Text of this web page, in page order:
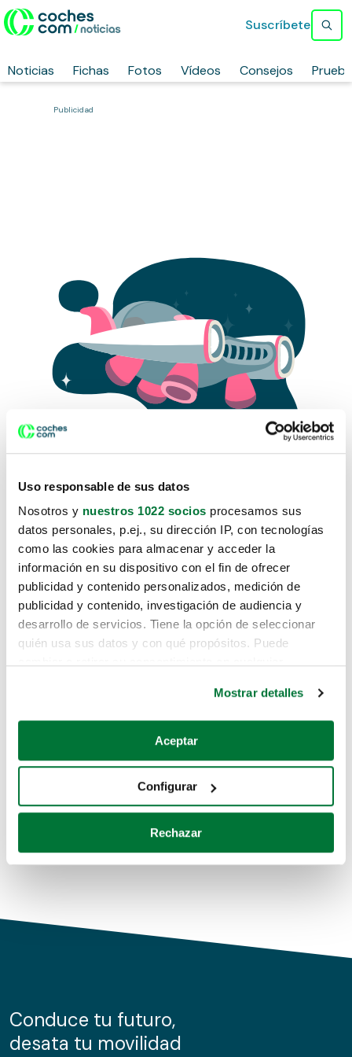
Uso responsable de sus datos
Nosotros y nuestros 1022 socios procesamos sus
datos personales, p.ej., su dirección IP, con tecnologías
como las cookies para almacenar y acceder la
información en su dispositivo con el fin de ofrecer
publicidad y contenido personalizados, medición de
publicidad y contenido, investigación de audiencia y
desarrollo de servicios. Tiene la opción de seleccionar
quién usa sus datos y con qué propósitos. Puede
Si lo permite, también quisiéramos:
Recopilar información sobre su ubicación geográfica
Identificar su dispositivo analizándolo activamente
para buscar características específicas (huellas
Obtenga más información sobre cómo se procesan sus
de cookies.
información sobre el uso que haga del sitio web con
nuestros partners de redes sociales, publicidad y análisis
Mostrar detalles
Aceptar
Configurar
Rechazar
Noticias Fichas Fotos Vídeos Consejos
Suscríbete
Publicidad
Lo sentimos, no sabemos como
te hemos traido hasta aquí.
Pero puedes encontrar el coche que estás
buscando en alguno de estos enlaces:
Coches de segunda mano
Coches de km0
Conduce tu futuro,
desata tu movilidad